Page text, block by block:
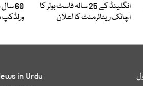
انگلینڈ کے 25 سالہ فاسٹ بولر کا
اچانک ریٹائرمنٹ کا اعلان
60
ورلڈکپ
in Urdu